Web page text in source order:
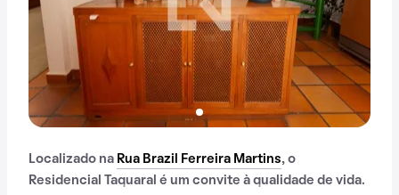
Localizado na Rua Brazil Ferreira Martins, o
Residencial Taquaral é um convite à qualidade de vida.